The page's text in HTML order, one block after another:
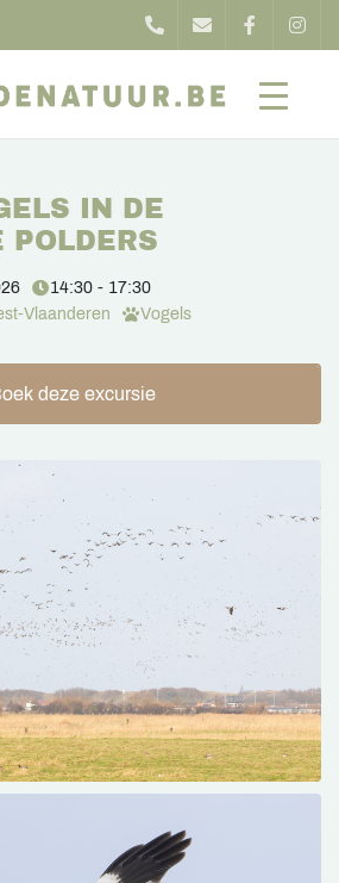
IN DE
POLDERS
14:30 - 17:30
Vlaanderen Vogels
deze excursie